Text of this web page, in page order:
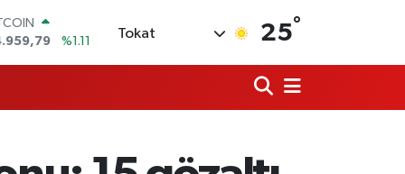
%1.11
%0.32
ALTIN
Tokat 25°